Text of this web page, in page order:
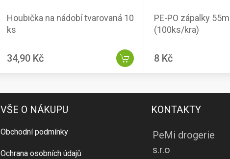
Houbička na nádobí tvarovaná 10
ks
34,90 Kč
PE-PO zápalky
(100ks/kra)
8 Kč
VŠE O NÁKUPU
Obchodní podmínky
Ochrana osobních údajů
KONTAKTY
PeMi drogerie
s.r.o